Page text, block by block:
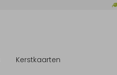
Kerstkaarten